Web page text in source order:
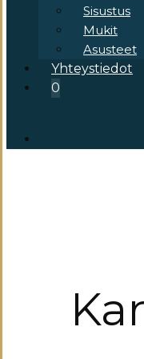
Sisustus
Mukit
Asusteet
Yhteystiedot
0